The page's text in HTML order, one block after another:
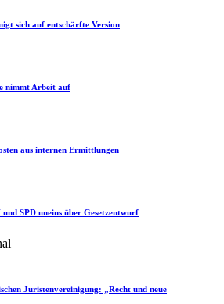
sich auf entschärfte Version
nimmt Arbeit auf
aus internen Ermittlungen
und SPD uneins über Gesetzentwurf
Juristenvereinigung: „Recht und neue